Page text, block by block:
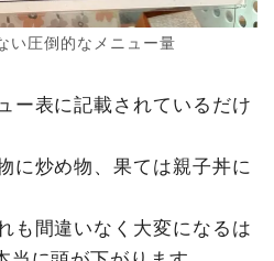
い圧倒的なメニュー量
ー表に記載されているだけ
に炒め物、果ては親子丼に
も間違いなく大変になるは